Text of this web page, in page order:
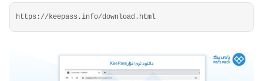
https: //keepass.info/download.html